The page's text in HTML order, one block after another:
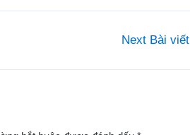
Next Bài viết